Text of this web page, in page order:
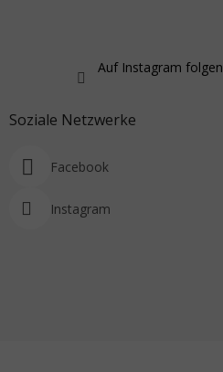
Auf Instagram folgen
Soziale Netzwerke
Facebook
Instagram